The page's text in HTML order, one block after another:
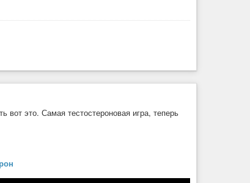
вот это. Самая тестостероновая игра, теперь